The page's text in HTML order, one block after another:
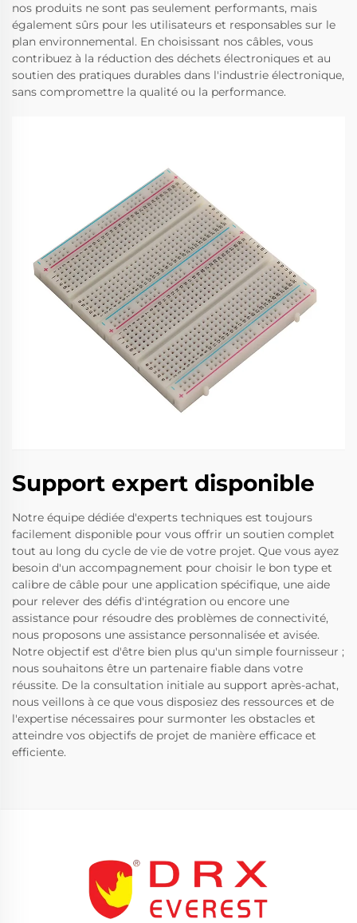
nos produits ne sont pas seulement performants, mais
également sûrs pour les utilisateurs et responsables sur le
plan environnemental. En choisissant nos câbles, vous
contribuez à la réduction des déchets électroniques et au
soutien des pratiques durables dans l'industrie électronique,
sans compromettre la qualité ou la performance.
Support expert disponible
Notre équipe dédiée d'experts techniques est toujours
facilement disponible pour vous offrir un soutien complet
tout au long du cycle de vie de votre projet. Que vous ayez
besoin d'un accompagnement pour choisir le bon type et
calibre de câble pour une application spécifique, une aide
pour relever des défis d'intégration ou encore une
assistance pour résoudre des problèmes de connectivité,
nous proposons une assistance personnalisée et avisée.
Notre objectif est d'être bien plus qu'un simple fournisseur ;
nous souhaitons être un partenaire fiable dans votre
réussite. De la consultation initiale au support après-achat,
nous veillons à ce que vous disposiez des ressources et de
l'expertise nécessaires pour surmonter les obstacles et
atteindre vos objectifs de projet de manière efficace et
efficiente.